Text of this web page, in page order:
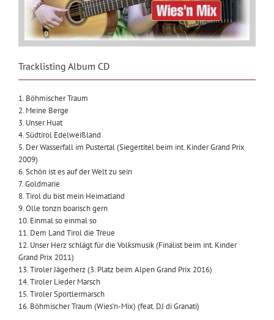
Tracklisting Album CD
1. Böhmischer Traum
2. Meine Berge
3. Unser Huat
4. Südtirol Edelweißland
5. Der Wasserfall im Pustertal (Siegertitel beim int. Kinder Grand Prix
2009)
6. Schön ist es auf der Welt zu sein
7. Goldmarie
8. Tirol du bist mein Heimatland
9. Olle tonzn boarisch gern
10. Einmal so einmal so
11. Dem Land Tirol die Treue
12. Unser Herz schlägt für die Volksmusik (Finalist beim int. Kinder
Grand Prix 2011)
13. Tiroler Jägerherz (3. Platz beim Alpen Grand Prix 2016)
14. Tiroler Lieder Marsch
15. Tiroler Sportlermarsch
16. Böhmischer Traum (Wies’n-Mix) (feat. DJ di Granati)